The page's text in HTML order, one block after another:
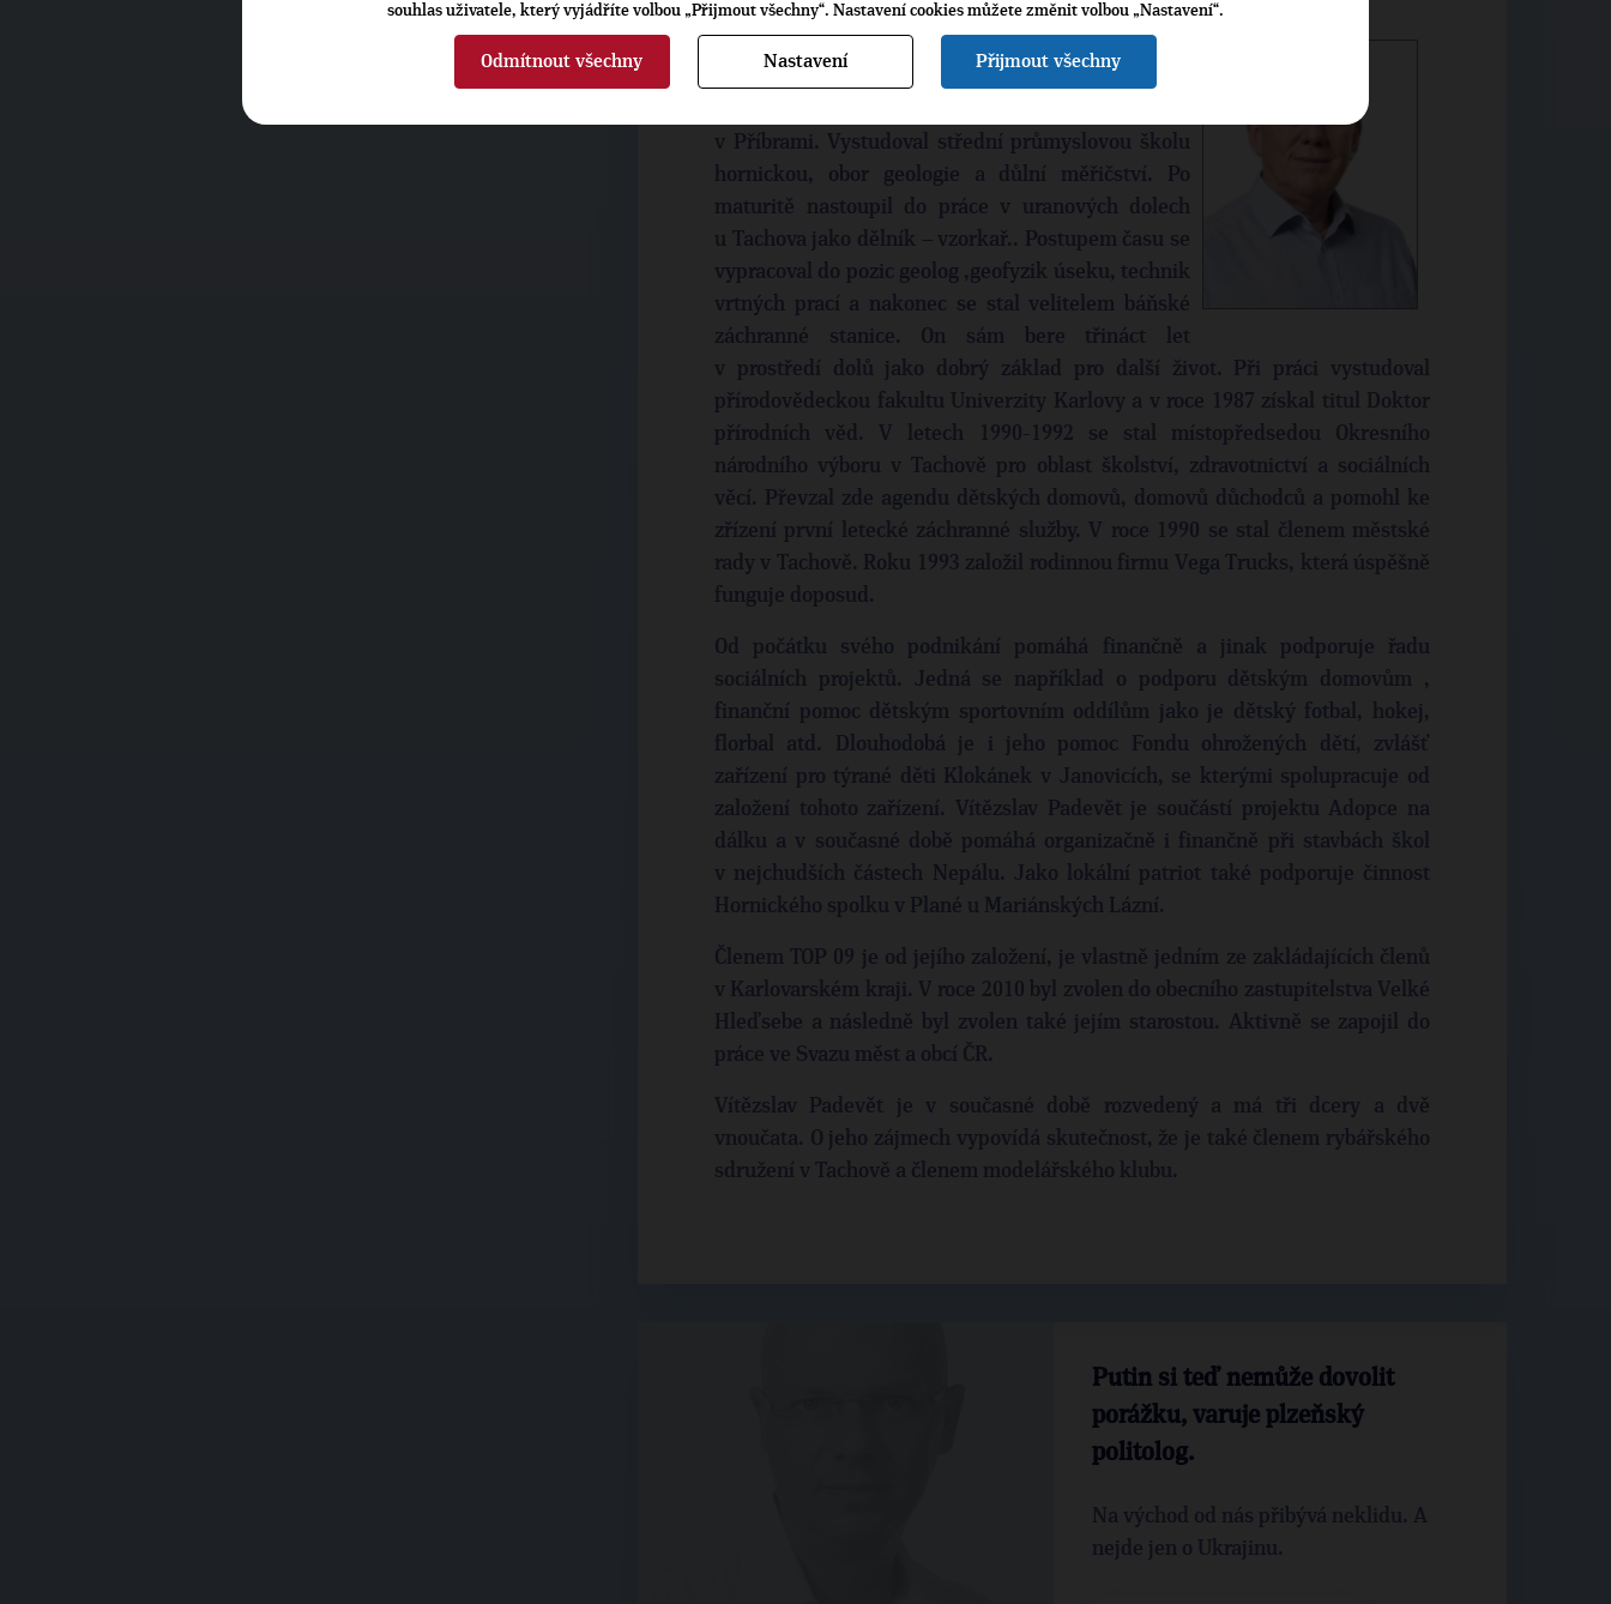
v Příbrami. Vystudoval střední průmyslovou školu
hornickou, obor geologie a důlní měřičství. Po
maturitě nastoupil do práce v uranových dolech
u Tachova jako dělník – vzorkař.. Postupem času se
vypracoval do pozic geolog ,geofyzik úseku, technik
vrtných prací a nakonec se stal velitelem báňské
záchranné stanice. On sám bere třináct let
v prostředí dolů jako dobrý základ pro další život. Při práci vystudoval
přírodovědeckou fakultu Univerzity Karlovy a v roce 1987 získal titul Doktor
přírodních věd. V letech 1990-1992 se stal místopředsedou Okresního
národního výboru v Tachově pro oblast školství, zdravotnictví a sociálních
věcí. Převzal zde agendu dětských domovů, domovů důchodců a pomohl ke
zřízení první letecké záchranné služby. V roce 1990 se stal členem městské
rady v Tachově. Roku 1993 založil rodinnou firmu Vega Trucks, která úspěšně
funguje doposud.
Od počátku svého podnikání pomáhá finančně a jinak podporuje řadu
sociálních projektů. Jedná se například o podporu dětským domovům ,
finanční pomoc dětským sportovním oddílům jako je dětský fotbal, hokej,
florbal atd. Dlouhodobá je i jeho pomoc Fondu ohrožených dětí, zvlášť
zařízení pro týrané děti Klokánek v Janovicích, se kterými spolupracuje od
založení tohoto zařízení. Vítězslav Padevět je součástí projektu Adopce na
dálku a v současné době pomáhá organizačně i finančně při stavbách škol
v nejchudších částech Nepálu. Jako lokální patriot také podporuje činnost
Hornického spolku v Plané u Mariánských Lázní.
Členem TOP 09 je od jejího založení, je vlastně jedním ze zakládajících členů
v Karlovarském kraji. V roce 2010 byl zvolen do obecního zastupitelstva Velké
Hleďsebe a následně byl zvolen také jejím starostou. Aktivně se zapojil do
práce ve Svazu měst a obcí ČR.
Vítězslav Padevět je v současné době rozvedený a má tři dcery a dvě
vnoučata. O jeho zájmech vypovídá skutečnost, že je také členem rybářského
sdružení v Tachově a členem modelářského klubu.
Putin si teď nemůže dovolit
porážku, varuje plzeňský
politolog.
Na východ od nás přibývá neklidu. A
nejde jen o Ukrajinu.
souhlas uživatele, který vyjádříte volbou „Přijmout všechny“. Nastavení cookies můžete změnit volbou „Nastavení“.
Odmítnout všechny Nastavení Přijmout všechny